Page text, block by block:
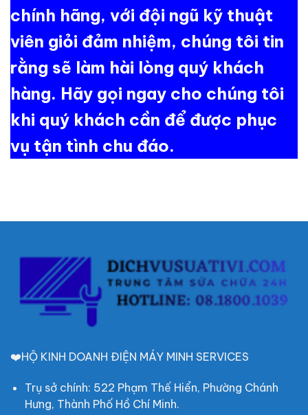
chính hãng, với đội ngũ kỹ thuật
viên giỏi đảm nhiệm, chúng tôi tin
rằng sẽ làm hài lòng quý khách
hàng. Hãy gọi ngay cho chúng tôi
khi quý khách cần để được phục
vụ tận tình chu đáo.
❤️HỘ KINH DOANH ĐIỆN MÁY MINH SERVICES
Trụ sở chính: 522 Phạm Thế Hiển, Phường Chánh
Hưng, Thành Phố Hồ Chí Minh.